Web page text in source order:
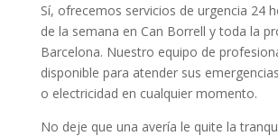
Sí, ofrecemos servicios de urgencia 24
de la semana en Can Borrell y toda la
Barcelona. Nuestro equipo de
disponible para atender sus
o electricidad en cualquier momento.
No deje que una avería le quite la